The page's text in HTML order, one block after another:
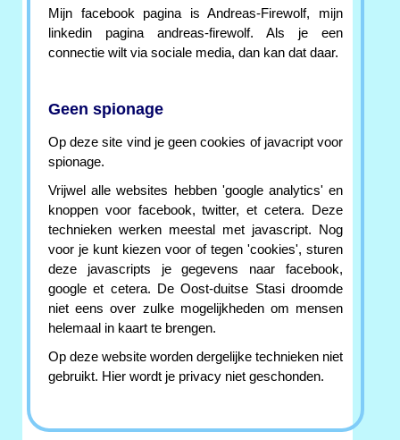
Mijn facebook pagina is Andreas-Firewolf, mijn
linkedin pagina andreas-firewolf. Als je een
connectie wilt via sociale media, dan kan dat daar.
Geen spionage
Op deze site vind je geen cookies of javacript voor
spionage.
Vrijwel alle websites hebben 'google analytics' en
knoppen voor facebook, twitter, et cetera. Deze
technieken werken meestal met javascript. Nog
voor je kunt kiezen voor of tegen 'cookies', sturen
deze javascripts je gegevens naar facebook,
google et cetera. De Oost-duitse Stasi droomde
niet eens over zulke mogelijkheden om mensen
helemaal in kaart te brengen.
Op deze website worden dergelijke technieken niet
gebruikt. Hier wordt je privacy niet geschonden.